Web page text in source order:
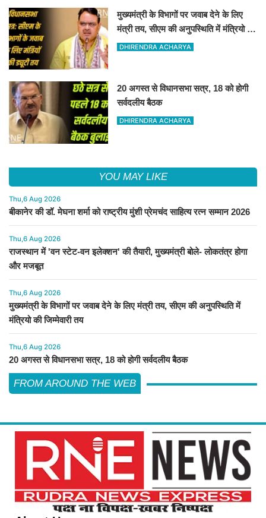
मुख्यमंत्री के विभागों पर जवाब देने के लिए
मंत्री तय, सीएम की अनुपस्थिति में मंत्रियो की
जिम्मेवारी तय
DHIRENDRA ACHARYA
20 अगस्त से विधानसभा सत्र, 18 को होगी
सर्वदलीय बैठक
DHIRENDRA ACHARYA
YOU MAY LIKE
Thu,6 Aug 2026
बीकानेर की डॉ. मेघना शर्मा को राष्ट्रीय मुंशी प्रेमचंद साहित्य रत्न सम्मान 2026
Thu,6 Aug 2026
राजस्थान में 'वन स्टेट-वन इलेक्शन' की तैयारी, मुख्यमंत्री बोले- लोकतंत्र होगा
और मजबूत
Thu,6 Aug 2026
मुख्यमंत्री के विभागों पर जवाब देने के लिए मंत्री तय, सीएम की अनुपस्थिति में
मंत्रियो की जिम्मेवारी तय
Thu,6 Aug 2026
20 अगस्त से विधानसभा सत्र, 18 को होगी सर्वदलीय बैठक
FROM AROUND THE WEB